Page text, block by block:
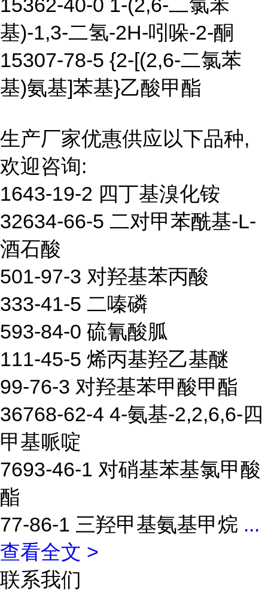
15362-40-0 1-(2,6-二氯苯
基)-1,3-二氢-2H-吲哚-2-酮
15307-78-5 {2-[(2,6-二氯苯
基)氨基]苯基}乙酸甲酯
生产厂家优惠供应以下品种,
欢迎咨询:
1643-19-2 四丁基溴化铵
32634-66-5 二对甲苯酰基-L-
酒石酸
501-97-3 对羟基苯丙酸
333-41-5 二嗪磷
593-84-0 硫氰酸胍
111-45-5 烯丙基羟乙基醚
99-76-3 对羟基苯甲酸甲酯
36768-62-4 4-氨基-2,2,6,6-四
甲基哌啶
7693-46-1 对硝基苯基氯甲酸
酯
77-86-1 三羟甲基氨基甲烷 ...
查看全文 >
联系我们